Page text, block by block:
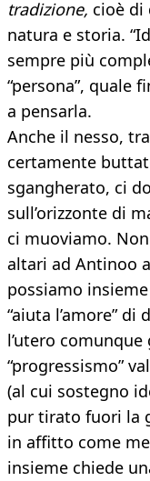
tradizione, cioè di
natura e storia.
sempre più
“persona”, quale
a pensarla.
Anche il nesso,
certamente
sgangherato, ci
sull’orizzonte di
ci muoviamo.
altari ad Antinoo
possiamo
“aiuta l’amore”
l’utero
“progressismo”
(al cui sostegno
pur tirato fuori la
in affitto come
insieme chiede